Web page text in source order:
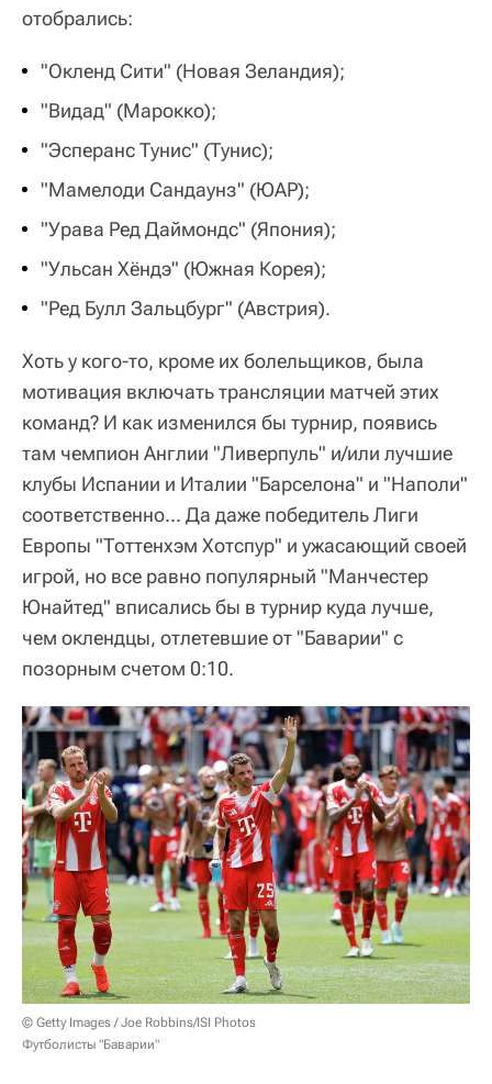
отобрались:
"Окленд Сити" (Новая Зеландия);
"Видад" (Марокко);
"Эсперанс Тунис" (Тунис);
"Мамелоди Сандаунз" (ЮАР);
"Урава Ред Даймондс" (Япония);
"Ульсан Хёндэ" (Южная Корея);
"Ред Булл Зальцбург" (Австрия).
Хоть у кого-то, кроме их болельщиков, была
мотивация включать трансляции матчей этих
команд? И как изменился бы турнир, появись
там чемпион Англии "Ливерпуль" и/или лучшие
клубы Испании и Италии "Барселона" и "Наполи"
соответственно... Да даже победитель Лиги
Европы "Тоттенхэм Хотспур" и ужасающий своей
игрой, но все равно популярный "Манчестер
Юнайтед" вписались бы в турнир куда лучше,
чем оклендцы, отлетевшие от "Баварии" с
позорным счетом 0:10.
© Getty Images / Joe Robbins/ISI Photos
Футболисты "Баварии"